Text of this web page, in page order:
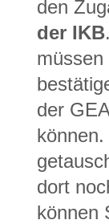
den
der IKB
der
dort
können